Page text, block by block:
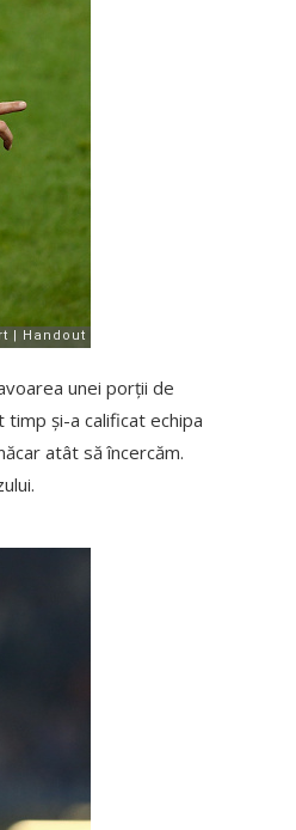
unei porții de
și-a calificat echipa
atât să încercăm.